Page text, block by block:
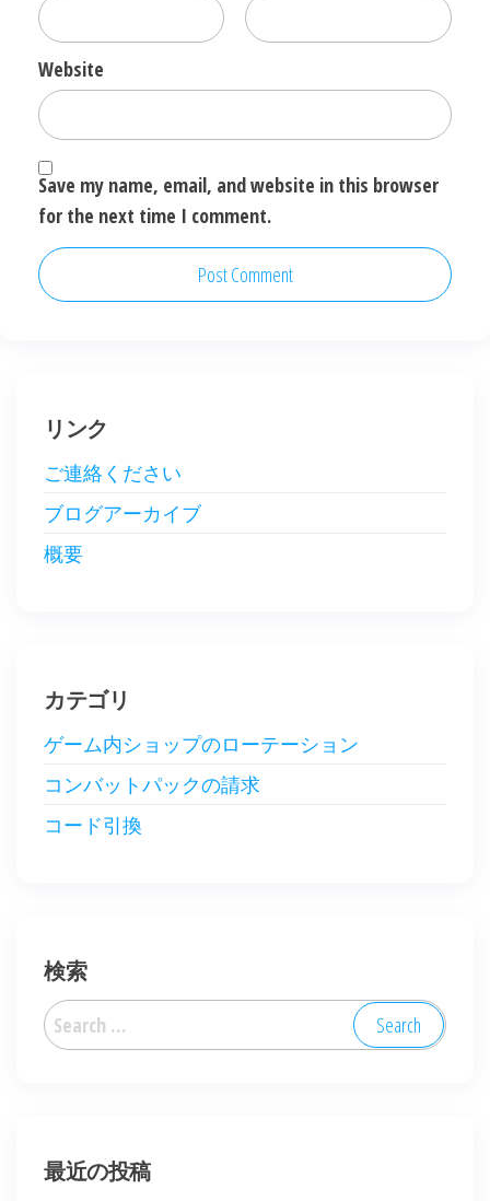
Website
Save my name, email, and website in this browser
for the next time I comment.
リンク
ご連絡ください
ブログアーカイブ
概要
カテゴリ
ゲーム内ショップのローテーション
コンバットパックの請求
コード引換
検索
Search
for:
最近の投稿